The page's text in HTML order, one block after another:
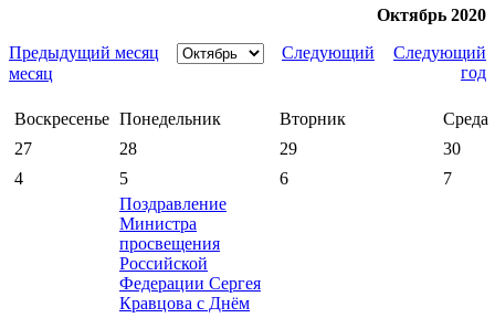
Октябрь 2020
Предыдущий месяц
Следующий
месяц
Следующий
год
Воскресенье Понедельник Вторник
Среда
27
28 29
30
4
5
Поздравление
Министра
просвещения
Российской
Федерации Сергея
Кравцова с Днём
6 7